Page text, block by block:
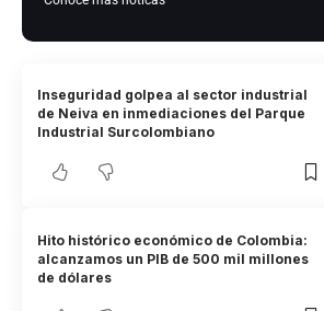
Inseguridad golpea al sector industrial
de Neiva en inmediaciones del Parque
Industrial Surcolombiano
Hito histórico económico de Colombia:
alcanzamos un PIB de 500 mil millones
de dólares